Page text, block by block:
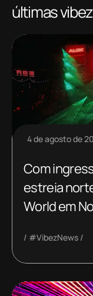
últimas vibez
4 de agosto de
Com
estreia
World em
#VibezNews